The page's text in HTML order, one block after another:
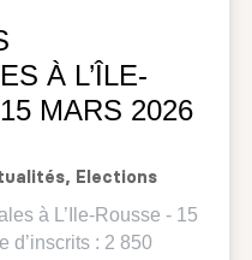
À L’ÎLE-
MARS 2026
, Elections
à L’Ile-Rousse - 15
d’inscrits : 2 850